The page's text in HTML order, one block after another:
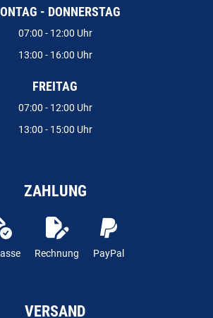
- DONNERSTAG
07:00 - 12:00 Uhr
13:00 - 16:00 Uhr
FREITAG
07:00 - 12:00 Uhr
13:00 - 15:00 Uhr
ZAHLUNG
Rechnung PayPal
VERSAND